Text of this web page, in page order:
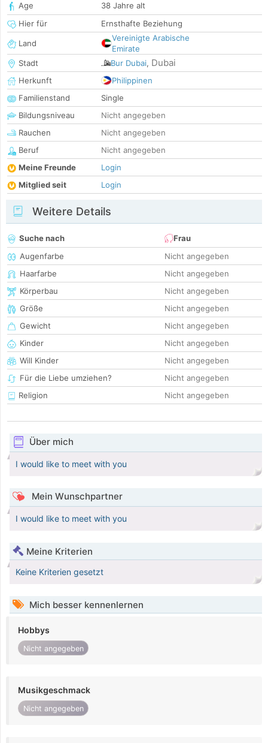
Age
38 Jahre alt
Hier für
Ernsthafte Beziehung
Land
Vereinigte Arabische
Emirate
Stadt
Bur Dubai, Dubai
Herkunft
Philippinen
Familienstand
Single
Bildungsniveau
Nicht angegeben
Rauchen
Nicht angegeben
Beruf
Nicht angegeben
Meine Freunde
Login
Mitglied seit
Login
Weitere Details
Suche nach
Frau
Augenfarbe
Nicht angegeben
Haarfarbe
Nicht angegeben
Körperbau
Nicht angegeben
Größe
Nicht angegeben
Gewicht
Nicht angegeben
Kinder
Nicht angegeben
Will Kinder
Nicht angegeben
Für die Liebe umziehen?
Nicht angegeben
Religion
Nicht angegeben
Über mich
I would like to meet with you
Mein Wunschpartner
I would like to meet with you
Meine Kriterien
Keine Kriterien gesetzt
Mich besser kennenlernen
Hobbys
Nicht angegeben
Musikgeschmack
Nicht angegeben